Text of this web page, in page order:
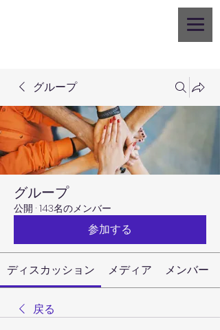
グループ
グループ
公開 · 143名のメンバー
参加する
ディスカッション メディア メンバー
戻る